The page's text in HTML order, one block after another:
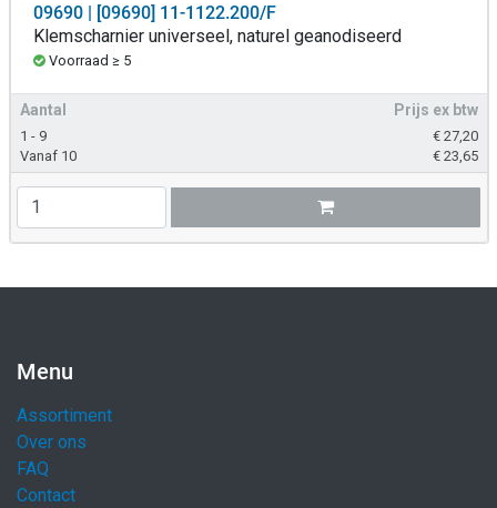
09690 | [09690] 11-1122.200/F
Klemscharnier universeel, naturel geanodiseerd
Voorraad ≥ 5
Aantal Prijs ex btw
1 - 9 € 27,20
Vanaf 10
€ 23,65
Menu
Assortiment
Over ons
FAQ
Contact